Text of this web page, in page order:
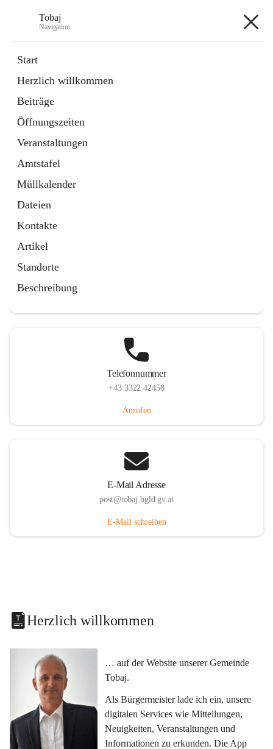
Tobaj
Navigation
Start
Herzlich willkommen
Beiträge
Öffnungszeiten
Veranstaltungen
Amtstafel
Müllkalender
Dateien
Kontakte
Artikel
Standorte
Beschreibung
Externe Webseite
in
Tab
Formulare
2 Schnellzugriffe
Telefonnummer
+43 3322 42458
Anrufen
E-Mail Adresse
post@tobaj.bgld.gv.at
E-Mail schreiben
Herzlich willkommen
… auf der Website unserer Gemeinde
Tobaj.
Als Bürgermeister lade ich ein, unsere
digitalen Services wie Mitteilungen,
Neuigkeiten, Veranstaltungen und
Informationen zu erkunden. Die App